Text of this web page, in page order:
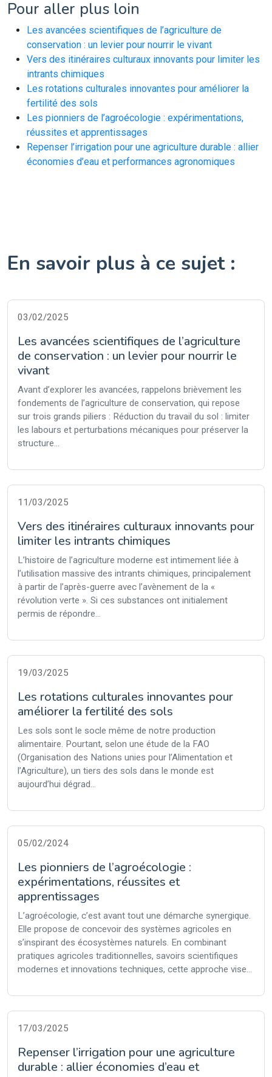
Pour aller plus loin
Les avancées scientifiques de l’agriculture de
conservation : un levier pour nourrir le vivant
Vers des itinéraires culturaux innovants pour limiter les
intrants chimiques
Les rotations culturales innovantes pour améliorer la
fertilité des sols
Les pionniers de l’agroécologie : expérimentations,
réussites et apprentissages
Repenser l’irrigation pour une agriculture durable : allier
économies d’eau et performances agronomiques
En savoir plus à ce sujet :
03/02/2025
Les avancées scientifiques de l’agriculture
de conservation : un levier pour nourrir le
vivant
Avant d’explorer les avancées, rappelons brièvement les
fondements de l’agriculture de conservation, qui repose
sur trois grands piliers : Réduction du travail du sol : limiter
les labours et perturbations mécaniques pour préserver la
structure...
11/03/2025
Vers des itinéraires culturaux innovants pour
limiter les intrants chimiques
L’histoire de l’agriculture moderne est intimement liée à
l’utilisation massive des intrants chimiques, principalement
à partir de l’après-guerre avec l’avènement de la «
révolution verte ». Si ces substances ont initialement
permis de répondre...
19/03/2025
Les rotations culturales innovantes pour
améliorer la fertilité des sols
Les sols sont le socle même de notre production
alimentaire. Pourtant, selon une étude de la FAO
(Organisation des Nations unies pour l’Alimentation et
l’Agriculture), un tiers des sols dans le monde est
aujourd’hui dégrad...
05/02/2024
Les pionniers de l’agroécologie :
expérimentations, réussites et
apprentissages
L’agroécologie, c’est avant tout une démarche synergique.
Elle propose de concevoir des systèmes agricoles en
s’inspirant des écosystèmes naturels. En combinant
pratiques agricoles traditionnelles, savoirs scientifiques
modernes et innovations techniques, cette approche vise...
17/03/2025
Repenser l’irrigation pour une agriculture
durable : allier économies d’eau et